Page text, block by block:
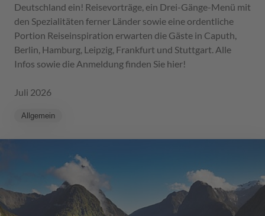
Deutschland ein! Reisevorträge, ein Drei-Gänge-Menü mit
den Spezialitäten ferner Länder sowie eine ordentliche
Portion Reiseinspiration erwarten die Gäste in Caputh,
Berlin, Hamburg, Leipzig, Frankfurt und Stuttgart. Alle
Infos sowie die Anmeldung finden Sie hier!
Juli 2026
Allgemein